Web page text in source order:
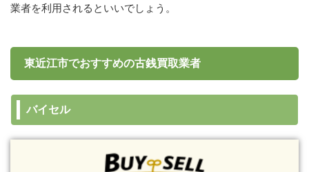
業者を利用されるといいでしょう。
東近江市でおすすめの古銭買取業者
バイセル